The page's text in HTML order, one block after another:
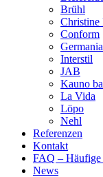
Brühl
Christine
Conform
Germania
Interstil
JAB
Kauno
La Vida
Löpo
Nehl
Referenzen
Kontakt
FAQ – Häufige
News